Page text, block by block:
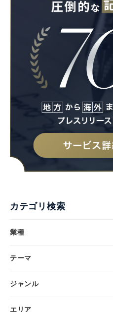
カテゴリ検索
業種
テーマ
ジャンル
エリア